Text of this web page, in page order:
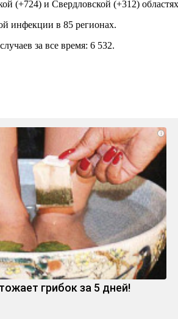
(+724) и Свердловской (+312)
инфекции в 85 регионах.
за все время: 6 532.
i
грибок за 5 дней!